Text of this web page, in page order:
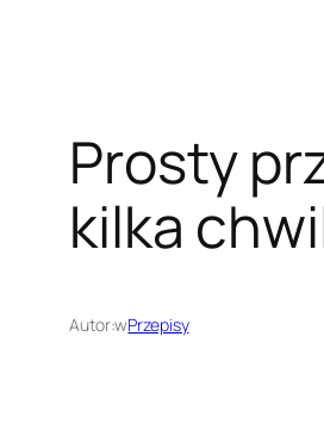
Prosty
kilka
Autor:wPrzepisy